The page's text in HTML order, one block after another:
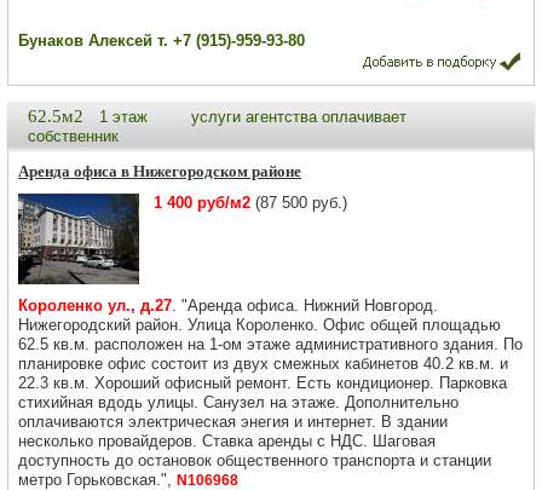
Бунаков Алексей т. +7 (915)-959-93-80
62.5м2 1 этаж
услуги агентства оплачивает
собственник
Аренда офиса в Нижегородском районе
1 400 руб/м2 (87 500 руб.)
Короленко ул., д.27. "Аренда офиса. Нижний Новгород.
Нижегородский район. Улица Короленко. Офис общей площадью
62.5 кв.м. расположен на 1-ом этаже административного здания. По
планировке офис состоит из двух смежных кабинетов 40.2 кв.м. и
22.3 кв.м. Хороший офисный ремонт. Есть кондиционер. Парковка
стихийная вдодь улицы. Санузел на этаже. Дополнительно
оплачиваются электрическая энегия и интернет. В здании
несколько провайдеров. Ставка аренды с НДС. Шаговая
доступность до остановок общественного транспорта и станции
метро Горьковская.", N106968